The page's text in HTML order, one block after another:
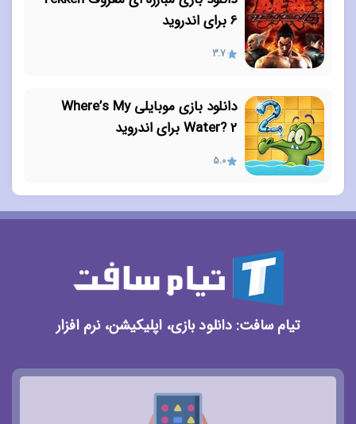
6 برای اندروید
3.7
دانلود بازی موبایلی Where’s My
Water? 2 برای اندروید
5.0
تیام سافت: دانلود بازی، اپلیکیشن، نرم افزار